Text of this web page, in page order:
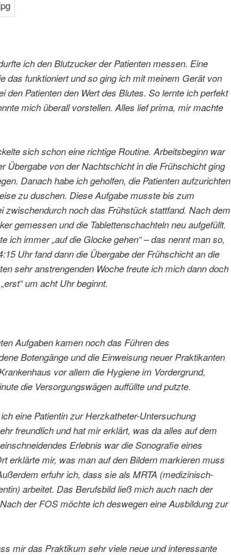
ich den Blutzucker der Patienten messen. Eine
das funktioniert und so ging ich mit meinem Gerät von
den Patienten den Wert des Blutes. So lernte ich perfekt
mich überall vorstellen. Alles lief prima, mir machte
sich schon eine richtige Routine. Arbeitsbeginn war
Übergabe von der Nachtschicht in die Frühschicht ging
Danach habe ich geholfen, die Patienten aufzurichten
zu duschen. Diese Aufgabe musste bis zum
zwischendurch noch das Frühstück stattfand. Nach dem
gemessen und die Tablettenschachteln neu aufgefüllt.
ich immer „auf die Glocke gehen“ – das nennt man so,
Uhr fand dann die Übergabe der Frühschicht an die
sehr anstrengenden Woche freute ich mich dann doch
um acht Uhr beginnt.
Aufgaben kamen noch das Führen des
Botengänge und die Einweisung neuer Praktikanten
vor allem die Hygiene im Vordergrund,
die Versorgungswägen auffüllte und putzte.
eine Patientin zur Herzkatheter-Untersuchung
freundlich und hat mir erklärt, was da alles auf dem
Erlebnis war die Sonografie eines
erklärte mir, was man auf den Bildern markieren muss
erfuhr ich, dass sie als MRTA (medizinisch-
arbeitet. Das Berufsbild ließ mich auch nach der
der FOS möchte ich deswegen eine Ausbildung zur
mir das Praktikum sehr viele neue und interessante